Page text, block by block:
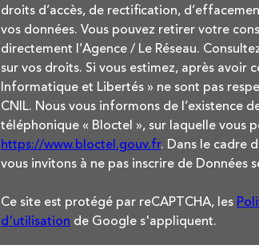
droits d’accès, de rectification,
vos données. Vous pouvez retirer votre
directement l’Agence / Le Réseau.
sur vos droits. Si vous estimez, après avoir
Informatique et Libertés » ne sont pas
CNIL. Nous vous informons de l’existence
téléphonique « Bloctel », sur laquelle vous
https://www.bloctel.gouv.fr. Dans le cadre
vous invitons à ne pas inscrire de Données
Ce site est protégé par reCAPTCHA, les
d'utilisation de Google s'appliquent.